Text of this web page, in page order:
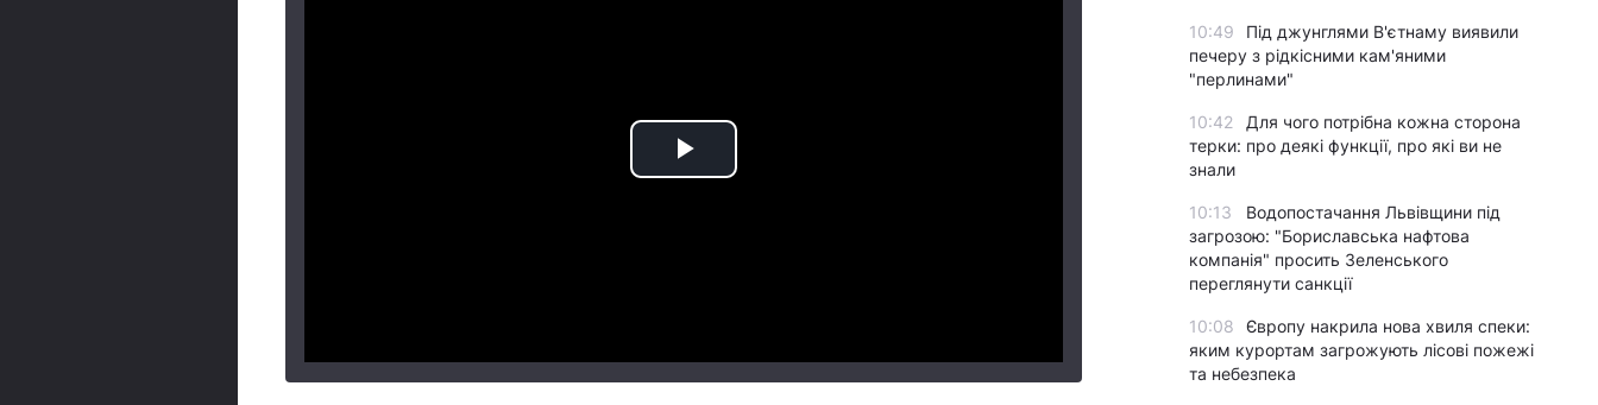
Play
10:49
Під джунглями В'єтнаму виявили
печеру з рідкісними кам'яними
"перлинами"
10:42
Для чого потрібна кожна сторона
терки: про деякі функції, про які ви не
знали
10:13
Водопостачання Львівщини під
загрозою: "Бориславська нафтова
компанія" просить Зеленського
переглянути санкції
10:08
Європу накрила нова хвиля спеки:
яким курортам загрожують лісові пожежі
та небезпека